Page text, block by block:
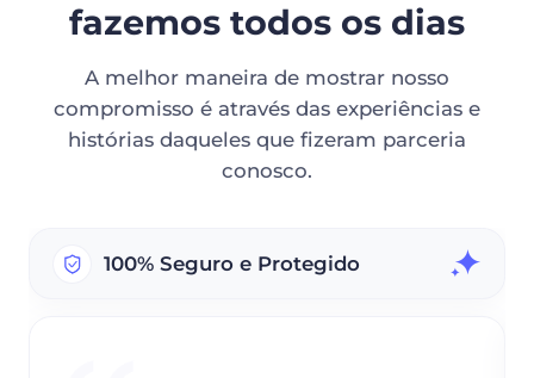
fazemos todos os dias
A melhor maneira de mostrar nosso
compromisso é através das experiências e
histórias daqueles que fizeram parceria
conosco.
100% Seguro e Protegido